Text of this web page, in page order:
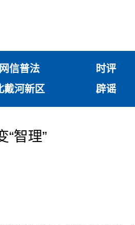
网信普法 时评
戴河新区 辟谣
智理”